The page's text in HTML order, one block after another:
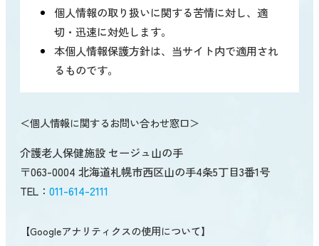
個人情報の取り扱いに関する苦情に対し、適
切・迅速に対処します。
本個人情報保護方針は、当サイト内で適用され
るものです。
＜個人情報に関するお問い合わせ窓口＞
介護老人保健施設 セージュ山の手
〒063-0004 北海道札幌市西区山の手4条5丁目3番1号
TEL： 011-614-2111
【Googleアナリティクスの使用について】